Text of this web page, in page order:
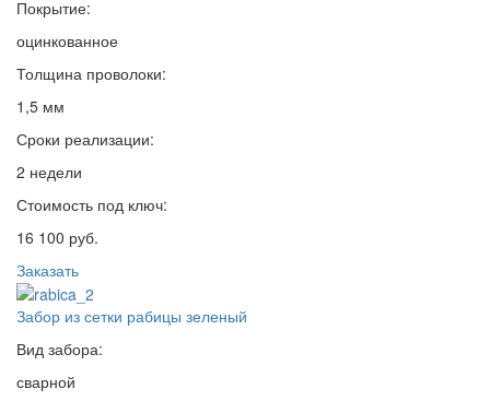
Покрытие:
оцинкованное
Толщина проволоки:
1,5 мм
Сроки реализации:
2 недели
Стоимость под ключ:
16 100 руб.
Заказать
Забор из сетки рабицы зеленый
Вид забора:
сварной